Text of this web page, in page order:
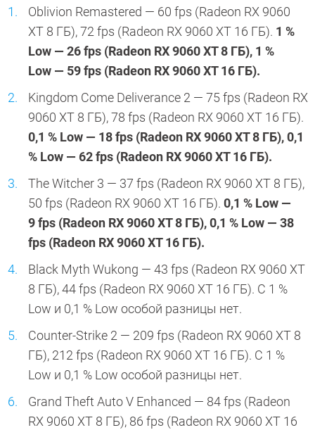
Oblivion Remastered — 60 fps (Radeon RX 9060
XT 8 ГБ), 72 fps (Radeon RX 9060 XT 16 ГБ). 1 %
Low — 26 fps (Radeon RX 9060 XT 8 ГБ), 1 %
Low — 59 fps (Radeon RX 9060 XT 16 ГБ).
Kingdom Come Deliverance 2 — 75 fps (Radeon RX
9060 XT 8 ГБ), 78 fps (Radeon RX 9060 XT 16 ГБ).
0,1 % Low — 18 fps (Radeon RX 9060 XT 8 ГБ), 0,1
% Low — 62 fps (Radeon RX 9060 XT 16 ГБ).
The Witcher 3 — 37 fps (Radeon RX 9060 XT 8 ГБ),
50 fps (Radeon RX 9060 XT 16 ГБ). 0,1 % Low —
9 fps (Radeon RX 9060 XT 8 ГБ), 0,1 % Low — 38
fps (Radeon RX 9060 XT 16 ГБ).
Black Myth Wukong — 43 fps (Radeon RX 9060 XT
8 ГБ), 44 fps (Radeon RX 9060 XT 16 ГБ). С 1 %
Low и 0,1 % Low особой разницы нет.
Counter-Strike 2 — 209 fps (Radeon RX 9060 XT 8
ГБ), 212 fps (Radeon RX 9060 XT 16 ГБ). С 1 %
Low и 0,1 % Low особой разницы нет.
Grand Theft Auto V Enhanced — 84 fps (Radeon
RX 9060 XT 8 ГБ), 86 fps (Radeon RX 9060 XT 16